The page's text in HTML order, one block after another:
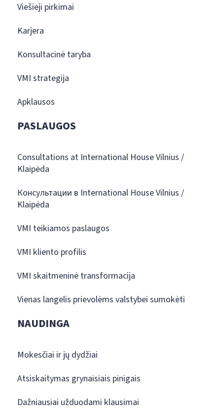
Viešieji pirkimai
Karjera
Konsultacinė taryba
VMI strategija
Apklausos
PASLAUGOS
Consultations at International House Vilnius /
Klaipėda
Консультации в International House Vilnius /
Klaipėda
VMI teikiamos paslaugos
VMI kliento profilis
VMI skaitmeninė transformacija
Vienas langelis prievolėms valstybei sumokėti
NAUDINGA
Mokesčiai ir jų dydžiai
Atsiskaitymas grynaisiais pinigais
Dažniausiai užduodami klausimai